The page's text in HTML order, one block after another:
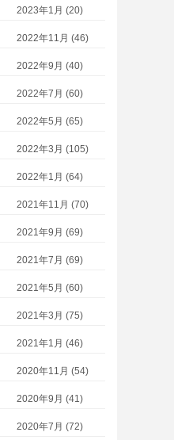
2023年1月 (20)
2022年11月 (46)
2022年9月 (40)
2022年7月 (60)
2022年5月 (65)
2022年3月 (105)
2022年1月 (64)
2021年11月 (70)
2021年9月 (69)
2021年7月 (69)
2021年5月 (60)
2021年3月 (75)
2021年1月 (46)
2020年11月 (54)
2020年9月 (41)
2020年7月 (72)